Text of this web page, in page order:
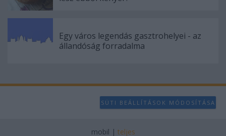
Egy város legendás gasztrohelyei - az
állandóság forradalma
SÜTI BEÁLLÍTÁSOK MÓDOSÍTÁSA
mobil | teljes